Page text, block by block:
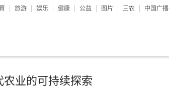
旅游 娱乐 健康 公益 图片 三农 中国广播
业的可持续探索